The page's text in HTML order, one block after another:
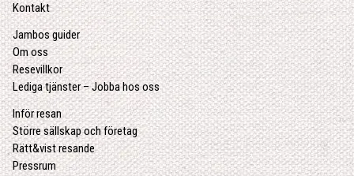
Kontakt
Jambos guider
Om oss
Resevillkor
Lediga tjänster – Jobba hos oss
Inför resan
Större sällskap och företag
Rätt&vist resande
Pressrum